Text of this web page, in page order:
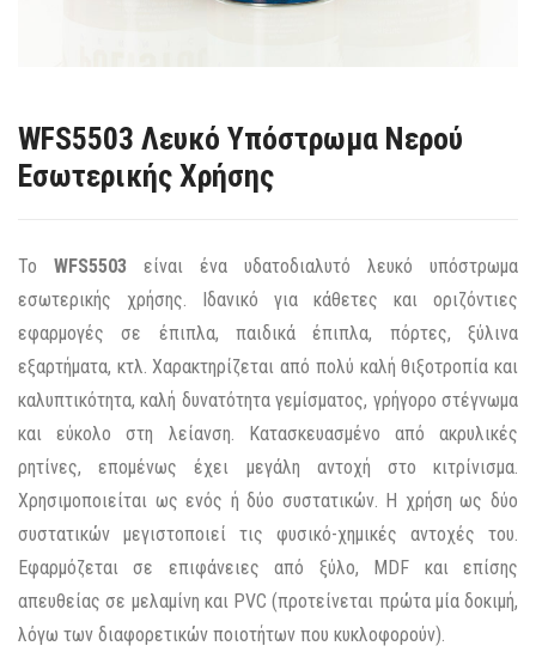
WFS5503 Λευκό Υπόστρωμα Νερού
Εσωτερικής Χρήσης
Το WFS5503 είναι ένα υδατοδιαλυτό λευκό υπόστρωμα
εσωτερικής χρήσης. Ιδανικό για κάθετες και οριζόντιες
εφαρμογές σε έπιπλα, παιδικά έπιπλα, πόρτες, ξύλινα
εξαρτήματα, κτλ. Χαρακτηρίζεται από πολύ καλή θιξοτροπία και
καλυπτικότητα, καλή δυνατότητα γεμίσματος, γρήγορο στέγνωμα
και εύκολο στη λείανση. Κατασκευασμένο από ακρυλικές
ρητίνες, επομένως έχει μεγάλη αντοχή στο κιτρίνισμα.
Χρησιμοποιείται ως ενός ή δύο συστατικών. Η χρήση ως δύο
συστατικών μεγιστοποιεί τις φυσικό-χημικές αντοχές του.
Εφαρμόζεται σε επιφάνειες από ξύλο, MDF και επίσης
απευθείας σε μελαμίνη και PVC (προτείνεται πρώτα μία δοκιμή,
λόγω των διαφορετικών ποιοτήτων που κυκλοφορούν).